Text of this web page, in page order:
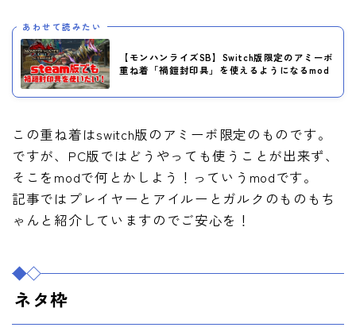
あわせて読みたい
【モンハンライズSB】Switch版限定のアミーボ
重ね着「禍鎧封印具」を使えるようになるmod
この重ね着はswitch版のアミーボ限定のものです。
ですが、PC版ではどうやっても使うことが出来ず、
そこをmodで何とかしよう！っていうmodです。
記事ではプレイヤーとアイルーとガルクのものもち
ゃんと紹介していますのでご安心を！
ネタ枠